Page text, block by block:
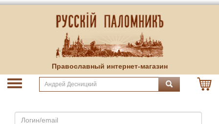
Православный интернет-магазин
Email